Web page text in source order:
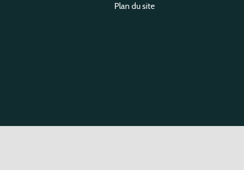
Plan du site